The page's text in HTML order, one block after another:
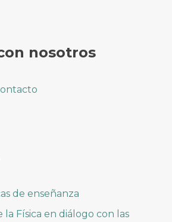
nosotros
de enseñanza
la Física en diálogo con las